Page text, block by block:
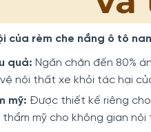
của rèm che nắng ô tô
quả: Ngăn chặn đến 80%
nội thất xe khỏi tác hại
mỹ: Được thiết kế riêng
mỹ cho không gian nội